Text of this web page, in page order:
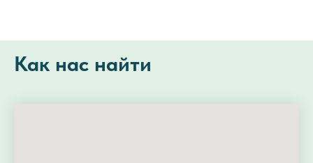
Как нас найти